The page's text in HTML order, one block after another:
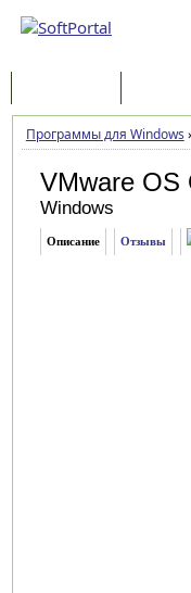
Программы для Windows
VMware OS
Windows
Описание Отзывы